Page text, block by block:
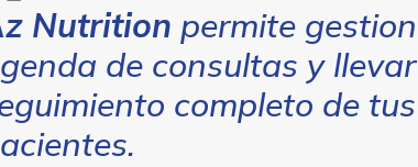
Nutrition permite
de consultas y
completo de tus